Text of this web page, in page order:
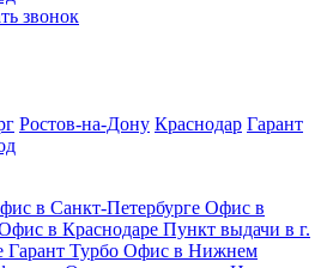
звонок
Ростов-на-Дону Краснодар Гарант
в Санкт-Петербурге Офис в
в Краснодаре Пункт выдачи в г.
Гарант Турбо Офис в Нижнем